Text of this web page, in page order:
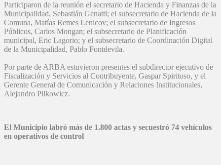
Participaron de la reunión el secretario de Hacienda y Finanzas de la
Municipalidad, Sebastián Genatti; el subsecretario de Hacienda de la
Comuna, Matías Remes Lenicov; el subsecretario de Ingresos
Públicos, Carlos Mongan; el subsecretario de Planificación
municipal, Eric Lagorio; y el subsecretario de Coordinación Digital
de la Municipalidad, Pablo Fontdevila.
Por parte de ARBA estuvieron presentes el subdirector ejecutivo de
Fiscalización y Servicios al Contribuyente, Gaspar Spiritoso, y el
Gerente General de Comunicación y Relaciones Institucionales,
Alejandro Pilkowicz.
El Municipio labró más de 1.800 actas y secuestró 74 vehículos
en operativos de control